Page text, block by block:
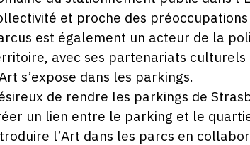
et proche des préoccupations
est également un acteur de la
avec ses partenariats culturels
s’expose dans les parkings.
de rendre les parkings de
un lien entre le parking et le
l’Art dans les parcs en